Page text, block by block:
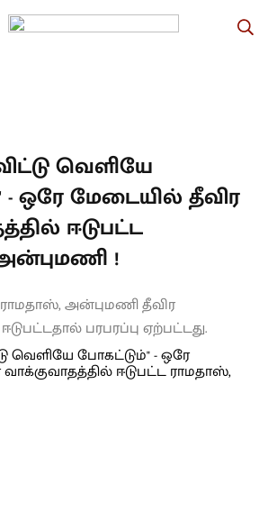
வெளியே
ஒரே மேடையில் தீவிர
ஈடுபட்ட
!
அன்புமணி தீவிர
பரபரப்பு ஏற்பட்டது.